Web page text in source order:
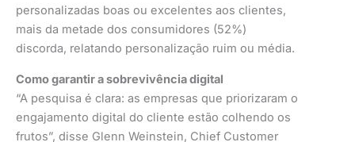
personalizadas boas ou excelentes aos clientes,
mais da metade dos consumidores (52%)
discorda, relatando personalização ruim ou média.
Como garantir a sobrevivência digital
“A pesquisa é clara: as empresas que priorizaram o
engajamento digital do cliente estão colhendo os
frutos”, disse Glenn Weinstein, Chief Customer